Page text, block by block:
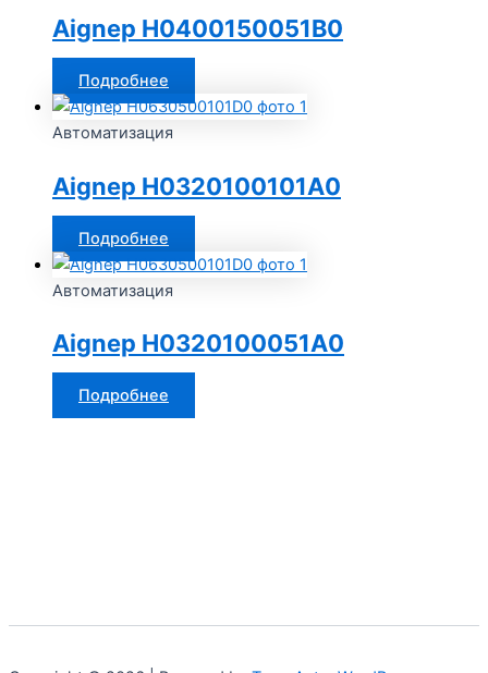
Aignep H0400150051B0
Подробнее
Автоматизация
Aignep H0320100101A0
Подробнее
Автоматизация
Aignep H0320100051A0
Подробнее